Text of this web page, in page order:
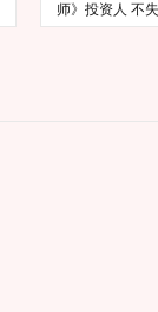
师》投资人 不